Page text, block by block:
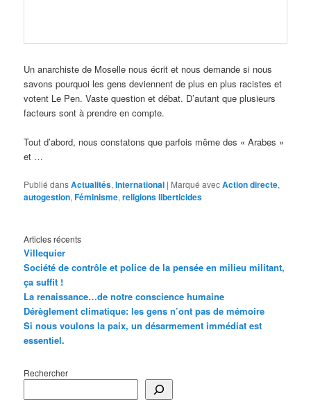
Un anarchiste de Moselle nous écrit et nous demande si nous
savons pourquoi les gens deviennent de plus en plus racistes et
votent Le Pen. Vaste question et débat. D’autant que plusieurs
facteurs sont à prendre en compte.
Tout d’abord, nous constatons que parfois même des « Arabes »
et …
Publié dansActualités,International | Marqué avecAction directe,
autogestion,Féminisme,religions liberticides
Articles récents
Villequier
Société de contrôle et police de la pensée en milieu militant,
ça suffit !
La renaissance…de notre conscience humaine
Dérèglement climatique: les gens n’ont pas de mémoire
Si nous voulons la paix, un désarmement immédiat est
essentiel.
Rechercher